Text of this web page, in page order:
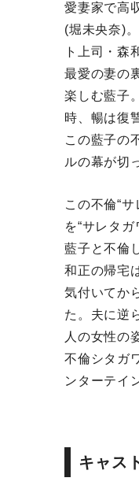
愛妻家で高
(堀未央奈)
ト上司・森
最愛の妻の
楽しむ藍子
時、暢は復
この藍子の
ルの幕が切
この不倫“
を“サレタ
藍子と不倫
和正の帰宅
気付いてか
た。夫に逆
人の女性の
不倫シタガ
ンターテイ
キャス